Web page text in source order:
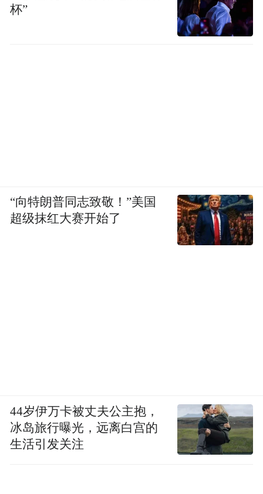
杯”
“向特朗普同志致敬！”美国
超级抹红大赛开始了
44岁伊万卡被丈夫公主抱，
冰岛旅行曝光，远离白宫的
生活引发关注